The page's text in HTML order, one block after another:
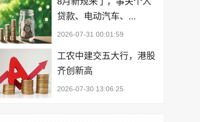
贷款、电动汽车、...
2026-07-31 00:01:59
工农中建交五大行，港股
齐创新高
2026-07-30 13:06:25